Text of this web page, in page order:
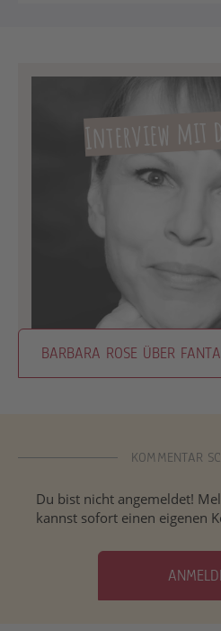
Interview mit
BARBARA ROSE ÜBER
KOMMENTAR
Du bist nicht angemeldet!
kannst sofort einen eigenen